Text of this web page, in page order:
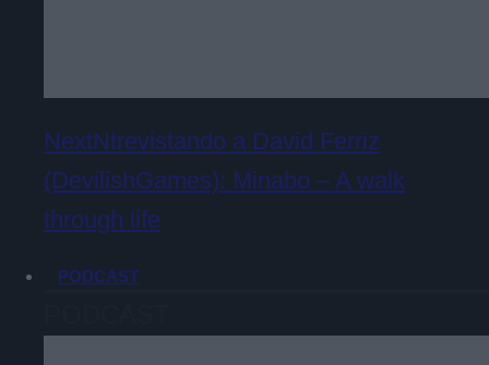
NextNtrevistando a David Ferriz
(DevilishGames): Minabo – A walk
through life
PODCAST